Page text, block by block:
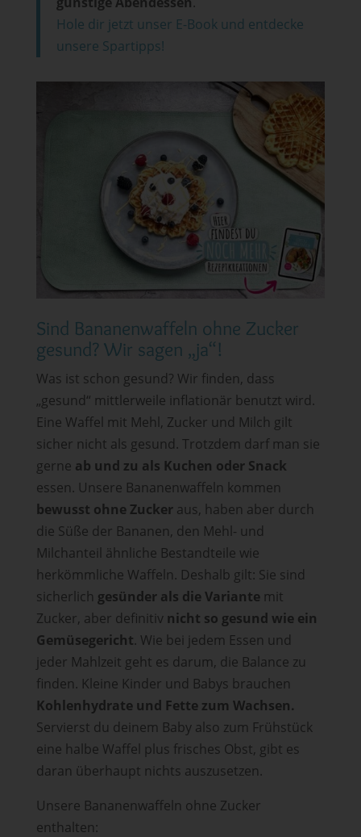
Hole dir jetzt unser E-Book und entdecke
unsere Spartipps!
Sind Bananenwaffeln ohne Zucker
gesund? Wir sagen „ja“!
Was ist schon gesund? Wir finden, dass
„gesund“ mittlerweile inflationär benutzt wird.
Eine Waffel mit Mehl, Zucker und Milch gilt
sicher nicht als gesund. Trotzdem darf man sie
gerne ab und zu als Kuchen oder Snack
essen. Unsere Bananenwaffeln kommen
bewusst ohne Zuckeraus, haben aber durch
die Süße der Bananen, den Mehl- und
Milchanteil ähnliche Bestandteile wie
herkömmliche Waffeln. Deshalb gilt: Sie sind
sicherlich gesünder als die Variantemit
Zucker, aber definitiv nicht so gesund wie ein
Gemüsegericht. Wie bei jedem Essen und
jeder Mahlzeit geht es darum, die Balance zu
finden. Kleine Kinder und Babys brauchen
Kohlenhydrate und Fette zum Wachsen.
Servierst du deinem Baby also zum Frühstück
eine halbe Waffel plus frisches Obst, gibt es
daran überhaupt nichts auszusetzen.
Unsere Bananenwaffeln ohne Zucker
enthalten: